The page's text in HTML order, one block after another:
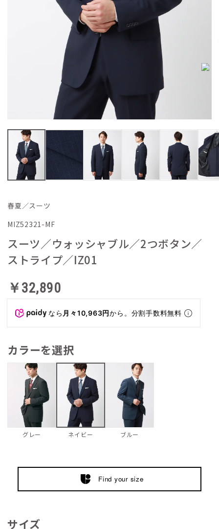
春夏／スーツ
MIZ52321-MF
スーツ／ウォッシャブル／2つボタン／
ストライプ／IZ01
￥32,890
なら 月々10,963円から。分割手数料無料
カラーを選択
グレー ネイビー ブルー
Find your size
サイズ